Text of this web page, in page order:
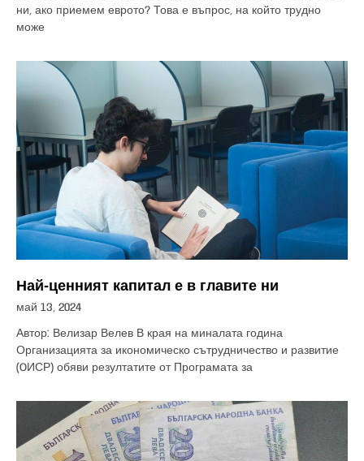
ни, ако приемем еврото? Това е въпрос, на който трудно
може
Най-ценният капитал е в главите ни
май 13, 2024
Автор: Велизар Велев В края на миналата година
Организацията за икономическо сътрудничество и развитие
(OИСР) обяви резултатите от Програмата за